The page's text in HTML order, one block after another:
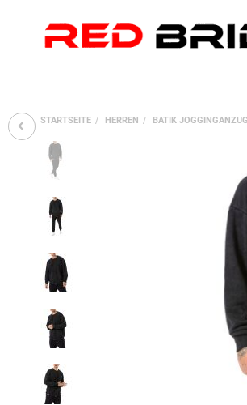
STARTSEITE HERREN BATIK